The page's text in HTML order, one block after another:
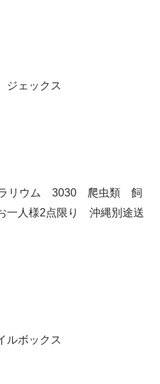
ジェックス
リウム 3030 爬虫類 飼
人様2点限り 沖縄別途送
ボックス